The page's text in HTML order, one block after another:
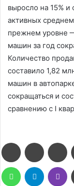
выросло на 15% и
активных
прежнем уровне
машин за год
Количество
составило 1,82
машин в
сокращаться и
сравнению с I
FacebookTwitter
WhatsAppTelegram